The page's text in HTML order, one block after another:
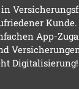
App-
Digitalisierung!